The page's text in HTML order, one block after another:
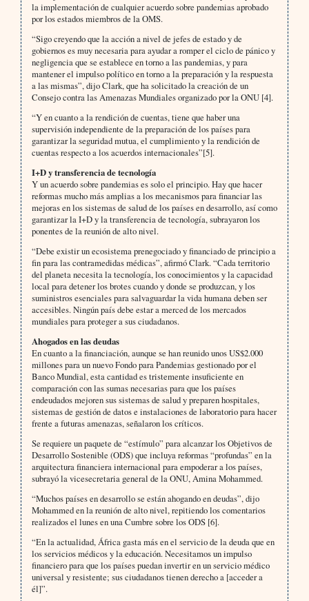
la implementación de cualquier acuerdo sobre pandemias aprobado
por los estados miembros de la OMS.
“Sigo creyendo que la acción a nivel de jefes de estado y de
gobiernos es muy necesaria para ayudar a romper el ciclo de pánico y
negligencia que se establece en torno a las pandemias, y para
mantener el impulso político en torno a la preparación y la respuesta
a las mismas”, dijo Clark, que ha solicitado la creación de un
Consejo contra las Amenazas Mundiales organizado por la ONU [4].
“Y en cuanto a la rendición de cuentas, tiene que haber una
supervisión independiente de la preparación de los países para
garantizar la seguridad mutua, el cumplimiento y la rendición de
cuentas respecto a los acuerdos internacionales”[5].
I+D y transferencia de tecnología
Y un acuerdo sobre pandemias es solo el principio. Hay que hacer
reformas mucho más amplias a los mecanismos para financiar las
mejoras en los sistemas de salud de los países en desarrollo, así como
garantizar la I+D y la transferencia de tecnología, subrayaron los
ponentes de la reunión de alto nivel.
“Debe existir un ecosistema prenegociado y financiado de principio a
fin para las contramedidas médicas”, afirmó Clark. “Cada territorio
del planeta necesita la tecnología, los conocimientos y la capacidad
local para detener los brotes cuando y donde se produzcan, y los
suministros esenciales para salvaguardar la vida humana deben ser
accesibles. Ningún país debe estar a merced de los mercados
mundiales para proteger a sus ciudadanos.
Ahogados en las deudas
En cuanto a la financiación, aunque se han reunido unos US$2.000
millones para un nuevo Fondo para Pandemias gestionado por el
Banco Mundial, esta cantidad es tristemente insuficiente en
comparación con las sumas necesarias para que los países
endeudados mejoren sus sistemas de salud y preparen hospitales,
sistemas de gestión de datos e instalaciones de laboratorio para hacer
frente a futuras amenazas, señalaron los críticos.
Se requiere un paquete de “estímulo” para alcanzar los Objetivos de
Desarrollo Sostenible (ODS) que incluya reformas “profundas” en la
arquitectura financiera internacional para empoderar a los países,
subrayó la vicesecretaria general de la ONU, Amina Mohammed.
“Muchos países en desarrollo se están ahogando en deudas”, dijo
Mohammed en la reunión de alto nivel, repitiendo los comentarios
realizados el lunes en una Cumbre sobre los ODS [6].
“En la actualidad, África gasta más en el servicio de la deuda que en
los servicios médicos y la educación. Necesitamos un impulso
financiero para que los países puedan invertir en un servicio médico
universal y resistente; sus ciudadanos tienen derecho a [acceder a
él]”.